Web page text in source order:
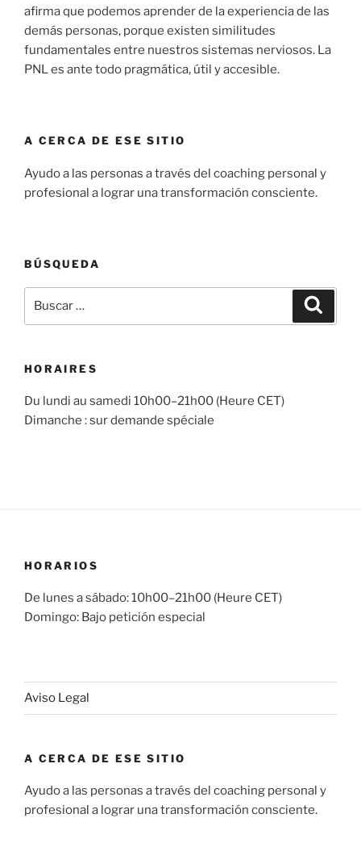
afirma que podemos aprender de la experiencia de las
demás personas, porque existen similitudes
fundamentales entre nuestros sistemas nerviosos. La
PNL es ante todo pragmática, útil y accesible.
A CERCA DE ESE SITIO
Ayudo a las personas a través del coaching personal y
profesional a lograr una transformación consciente.
BÚSQUEDA
por:
HORAIRES
Du lundi au samedi 10h00–21h00 (Heure CET)
Dimanche : sur demande spéciale
HORARIOS
De lunes a sábado: 10h00–21h00 (Heure CET)
Domingo: Bajo petición especial
Aviso Legal
A CERCA DE ESE SITIO
Ayudo a las personas a través del coaching personal y
profesional a lograr una transformación consciente.